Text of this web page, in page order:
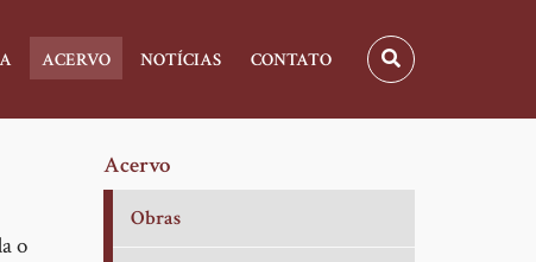
ACERVO NOTÍCIAS CONTATO
o
Acervo
Obras